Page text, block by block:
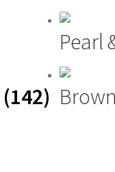
Pearl
(142)